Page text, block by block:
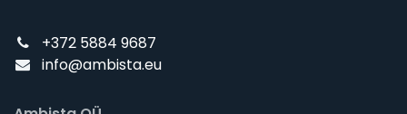
+372 5884 9687
info@ambista.eu